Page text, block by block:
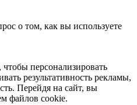
о том, как вы используете
персонализировать
результативность рекламы,
Перейдя на сайт, вы
файлов cookie.